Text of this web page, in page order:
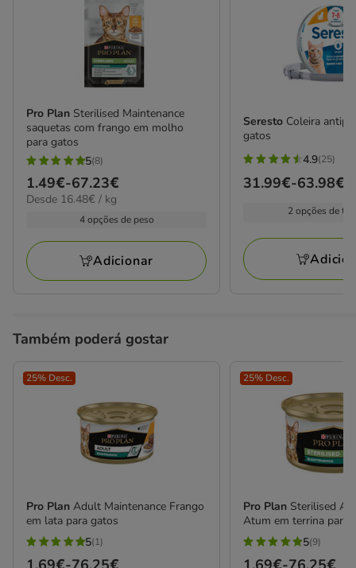
Pro Plan Sterilised Maintenance
saquetas com frango em molho
para gatos
5
estrelas
com
avaliações
5(8)
Preço
de
67.23€
1.49€-67.23€
16.48€
Desde 16.48€ / kg
4 opções de peso
Adicionar
Seresto Coleira
gatos
4.9
estrelas
avaliações
4.9(25)
Preço
63.98€
31.99€-63.98€
2 opções de
Também poderá gostar
25% Desc.
Pro Plan Adult Maintenance Frango
em lata para gatos
5
5(1)
Preço
25% Desc.
Pro Plan Sterilised
Atum em terrina para
5
5(9)
Preço